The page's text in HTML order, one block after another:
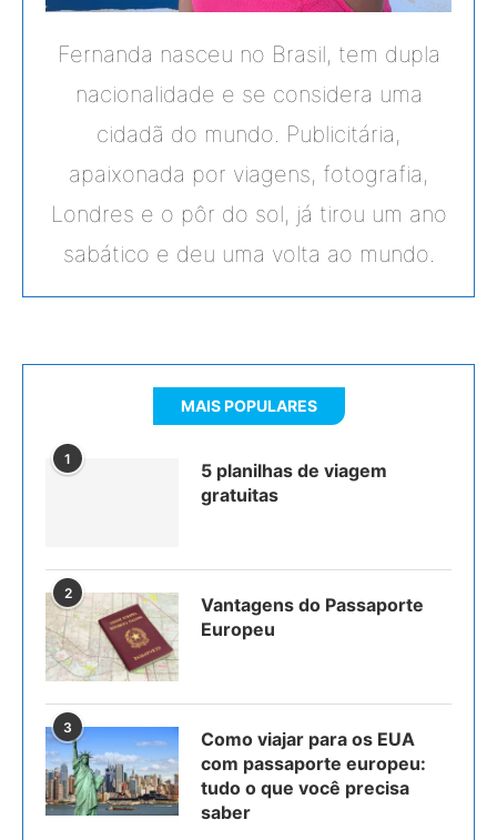
Fernanda nasceu no Brasil, tem dupla
nacionalidade e se considera uma
cidadã do mundo. Publicitária,
apaixonada por viagens, fotografia,
Londres e o pôr do sol, já tirou um ano
sabático e deu uma volta ao mundo.
MAIS POPULARES
1
5 planilhas de viagem
gratuitas
2
Vantagens do Passaporte
Europeu
3
Como viajar para os EUA
com passaporte europeu:
tudo o que você precisa
saber